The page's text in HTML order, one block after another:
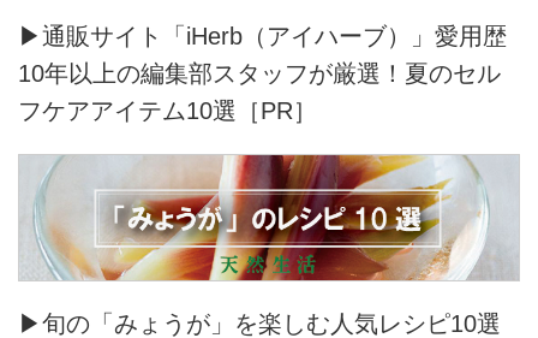
▶通販サイト「iHerb（アイハーブ）」愛用歴
10年以上の編集部スタッフが厳選！夏のセル
フケアアイテム10選［PR］
▶旬の「みょうが」を楽しむ人気レシピ10選